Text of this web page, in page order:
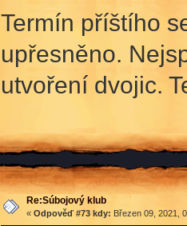
Termín příštího
upřesněno.
utvoření dvojic.
Re:Súbojový klub
« Odpověď #73 kdy: Březen 09, 2021,